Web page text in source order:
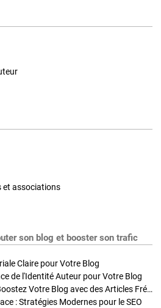
et associations
son blog et booster son trafic
Claire pour Votre Blog
de l'Identité Auteur pour Votre Blog
Stratégies de Publication : Boostez Votre Blog avec des Articles Fréquents et Exclusifs
: Stratégies Modernes pour le SEO